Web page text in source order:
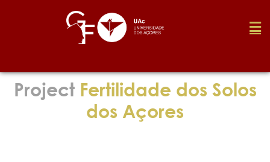
Foundation
ProjectFertilidade dos Solos
dos Açores